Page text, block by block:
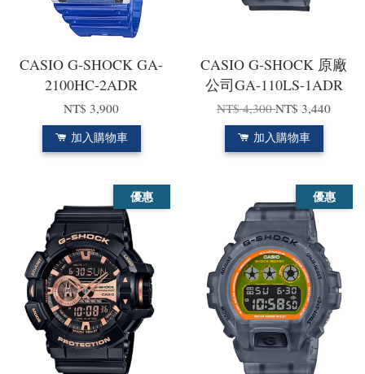
CASIO G-SHOCK GA-
2100HC-2ADR
NT$ 3,900
加入購物車
CASIO G-SHOCK 原廠
公司GA-110LS-1ADR
NT$ 4,300NT$ 3,440
加入購物車
優惠 優惠